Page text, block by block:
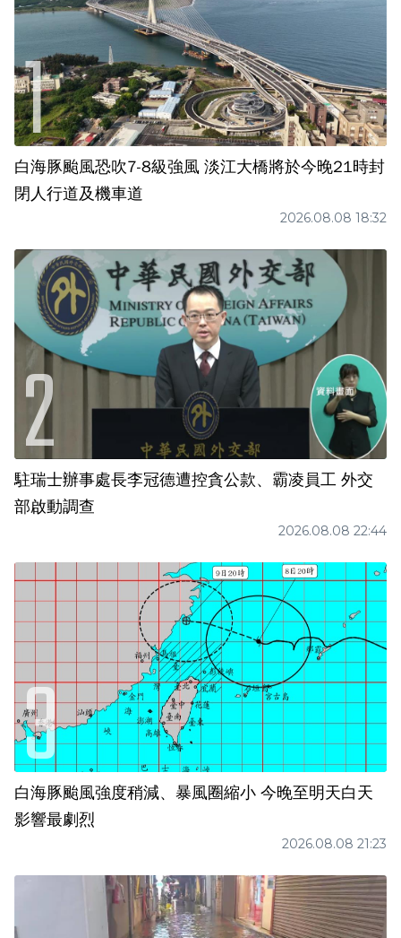
白海豚颱風恐吹7-8級強風 淡江大橋將於今晚21時封
閉人行道及機車道
2026.08.08 18:32
駐瑞士辦事處長李冠德遭控貪公款、霸凌員工 外交
部啟動調查
2026.08.08 22:44
白海豚颱風強度稍減、暴風圈縮小 今晚至明天白天
影響最劇烈
2026.08.08 21:23